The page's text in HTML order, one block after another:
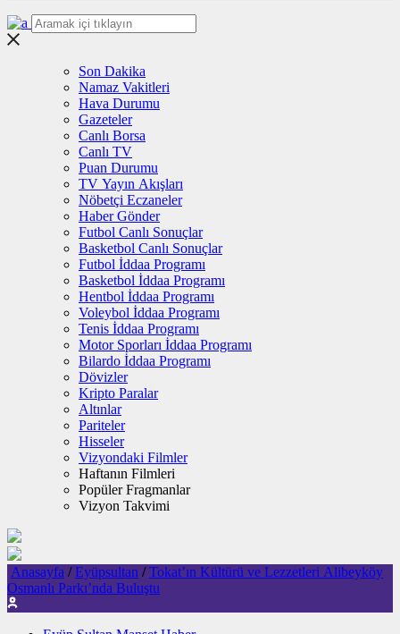
Son Dakika
Namaz Vakitleri
Hava Durumu
Gazeteler
Canlı Borsa
Canlı TV
Puan Durumu
TV Yayın Akışları
Nöbetçi Eczaneler
Haber Gönder
Futbol Canlı Sonuçlar
Basketbol Canlı Sonuçlar
Futbol İddaa Programı
Basketbol İddaa Programı
Hentbol İddaa Programı
Voleybol İddaa Programı
Tenis İddaa Programı
Motor Sporları İddaa Programı
Bilardo İddaa Programı
Dövizler
Kripto Paralar
Altınlar
Pariteler
Hisseler
Vizyondaki Filmler
Haftanın Filmleri
Popüler Fragmanlar
Vizyon Takvimi
Anasayfa / Eyüpsultan / Tokat’ın Kültürü ve Lezzetleri Alibeyköy
Osmanlı Parkı’nda Buluştu